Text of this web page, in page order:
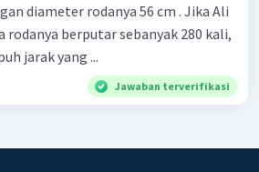
diameter rodanya 56 cm . Jika Ali
rodanya berputar sebanyak 280 kali,
jarak yang ...
Jawaban terverifikasi